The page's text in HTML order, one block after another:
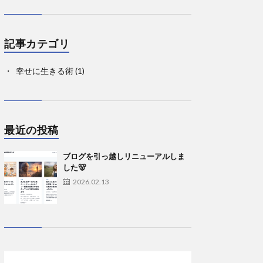
記事カテゴリ
幸せに生きる術(1)
最近の投稿
ブログを引っ越しリニューアルしま
した🐻
2026.02.13